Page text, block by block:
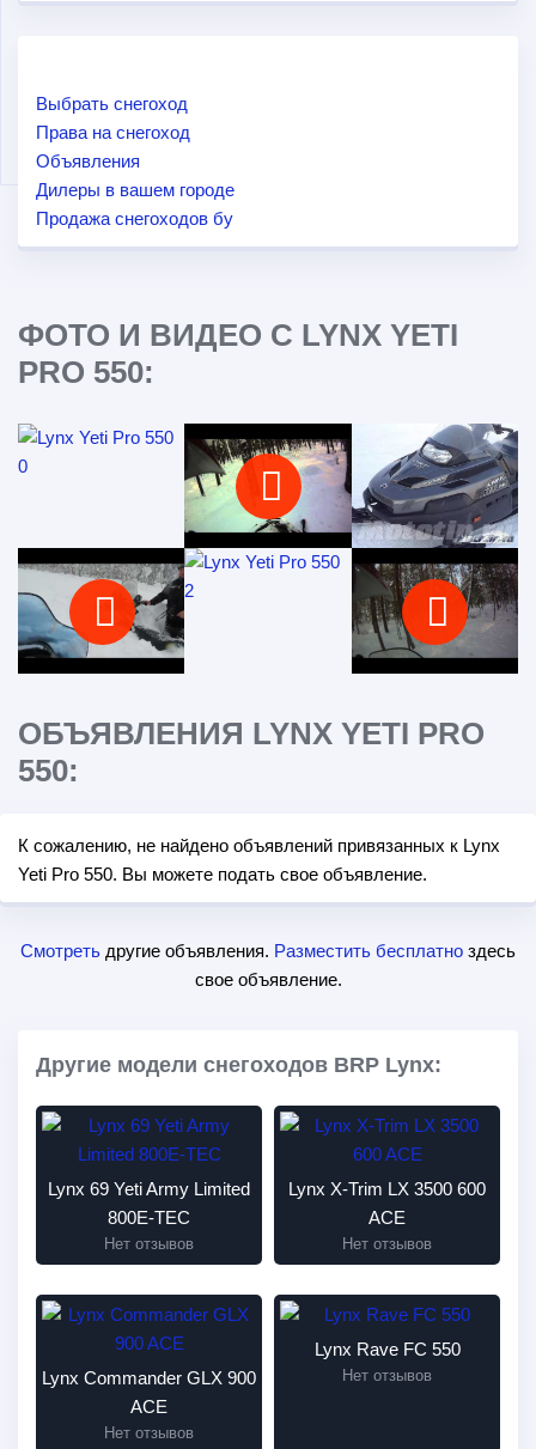
Выбрать снегоход
Права на снегоход
Объявления
Дилеры в вашем городе
Продажа снегоходов бу
ФОТО И ВИДЕО С LYNX YETI
PRO 550:
ОБЪЯВЛЕНИЯ LYNX YETI PRO
550:
К сожалению, не найдено объявлений привязанных к Lynx
Yeti Pro 550. Вы можете подать свое объявление.
Смотреть другие объявления. Разместить бесплатно здесь
свое объявление.
Другие модели снегоходов BRP Lynx:
Lynx 69 Yeti Army Limited
800E-TEC
Нет отзывов
Lynx X-Trim LX 3500 600
ACE
Нет отзывов
Lynx Commander GLX 900
ACE
Нет отзывов
Lynx Rave FC 550
Нет отзывов